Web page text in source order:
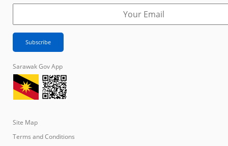
Sarawak Gov App
Site Map
Terms and Conditions